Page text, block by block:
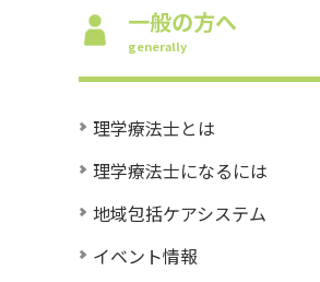
一般の方へ
generally
理学療法士とは
理学療法士になるには
地域包括ケアシステム
イベント情報